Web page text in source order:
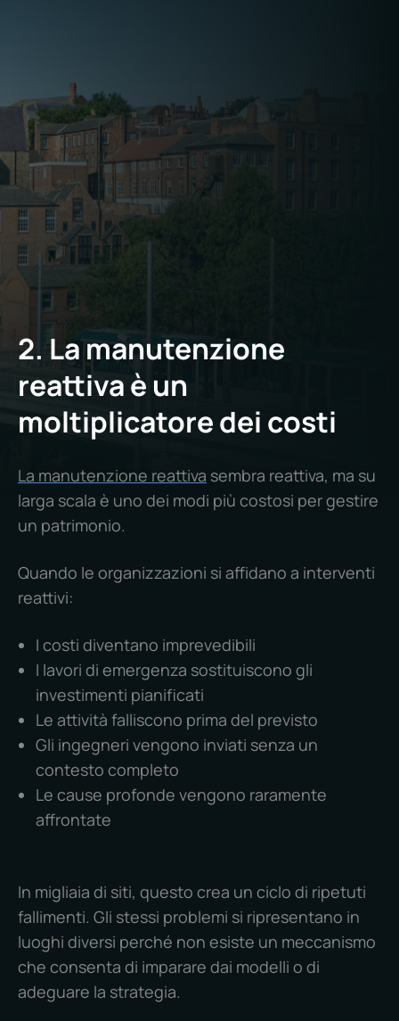
La gestione delle strutture su larga scala
richiede sistemi formalizzati, responsabilità
definite e modelli di erogazione coerenti che
eliminino la dipendenza dai problemi di
emergenza dei singoli siti.
2. La manutenzione
reattiva è un
moltiplicatore dei costi
La manutenzione reattiva sembra reattiva, ma su
larga scala è uno dei modi più costosi per gestire
un patrimonio.
Quando le organizzazioni si affidano a interventi
reattivi:
I costi diventano imprevedibili
I lavori di emergenza sostituiscono gli
investimenti pianificati
Le attività falliscono prima del previsto
Gli ingegneri vengono inviati senza un
contesto completo
Le cause profonde vengono raramente
affrontate
In migliaia di siti, questo crea un ciclo di ripetuti
fallimenti. Gli stessi problemi si ripresentano in
luoghi diversi perché non esiste un meccanismo
che consenta di imparare dai modelli o di
adeguare la strategia.